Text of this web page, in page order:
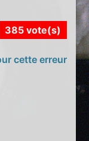
385 vote(s)
cette erreur